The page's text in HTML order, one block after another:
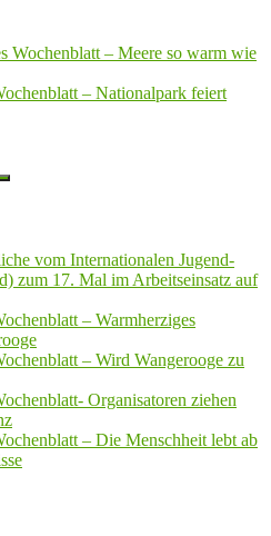
Wochenblatt – Meere so warm wie
– Nationalpark feiert
vom Internationalen Jugend-
zum 17. Mal im Arbeitseinsatz auf
– Warmherziges
– Wird Wangerooge zu
Organisatoren ziehen
– Die Menschheit lebt ab